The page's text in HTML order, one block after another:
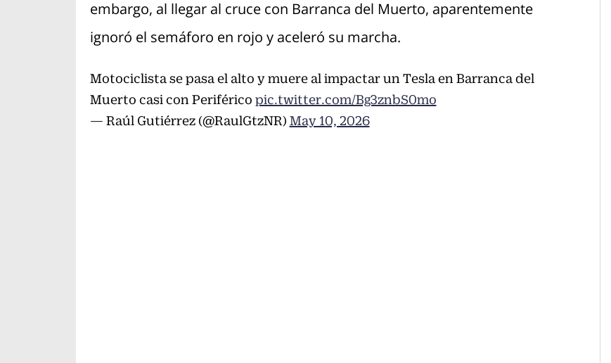
embargo, al llegar al cruce con Barranca del Muerto, aparentemente
ignoró el semáforo en rojo y aceleró su marcha.
Motociclista se pasa el alto y muere al impactar un Tesla en Barranca del
Muerto casi con Periférico pic.twitter.com/Bg3znbS0mo
— Raúl Gutiérrez (@RaulGtzNR) May 10, 2026